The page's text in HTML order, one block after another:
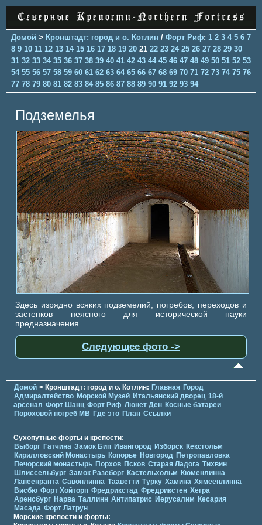
Домой > Кронштадт: город и о. Котлин / Форт Риф: 1 2 3 4 5 6 7
8 9 10 11 12 13 14 15 16 17 18 19 20 21 22 23 24 25 26 27 28 29 30
31 32 33 34 35 36 37 38 39 40 41 42 43 44 45 46 47 48 49 50 51 52 53
54 55 56 57 58 59 60 61 62 63 64 65 66 67 68 69 70 71 72 73 74 75 76
77 78 79 80 81 82 83 84 85 86 87 88 89 90 91 92 93 94
Подземелья
Здесь изрядно всяких подземелий, погребов, переходов и
застенков неясного для исторической науки
предназначения.
Следующее фото ->
Домой > Кронштадт: город и о. Котлин: Главная Город
Адмиралтейство Морской Музей Итальянский дворец 18-й
арсенал Форт Шанц Форт Риф Люнет Ден Косные батареи
Пороховой погреб МВ Где это План Ссылки
Сухопутные форты и крепости:
Выборг Гатчина Замок Бип Ивангород Изборск Кексгольм
Кирилловский Монастырь Копорье Новгород Петропавловка
Печорcкий монастырь Порхов Псков Старая Ладога Тихвин
Шлиссельбург Замок Разеборг Кастельхольм Кюменлинна
Лапеенранта Савонлинна Тааветти Турку Хамина Хямеенлинна
Висбю Форт Хойторп Фредрикстад Фредрикстен Хегра
Аренсбург Нарва Таллинн Антипатрис Иерусалим Кесария
Масада Форт Латрун
Морские крепости и форты: